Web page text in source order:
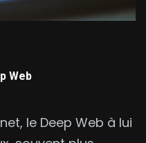
Web
le Deep Web à lui